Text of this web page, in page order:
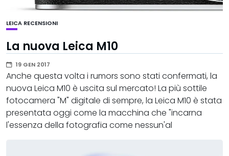
LEICA RECENSIONI
La nuova Leica M10
19 GEN 2017
Anche questa volta i rumors sono stati confermati, la
nuova Leica M10 è uscita sul mercato! La più sottile
fotocamera "M" digitale di sempre, la Leica M10 è stata
presentata oggi come la macchina che "incarna
l'essenza della fotografia come nessun'al